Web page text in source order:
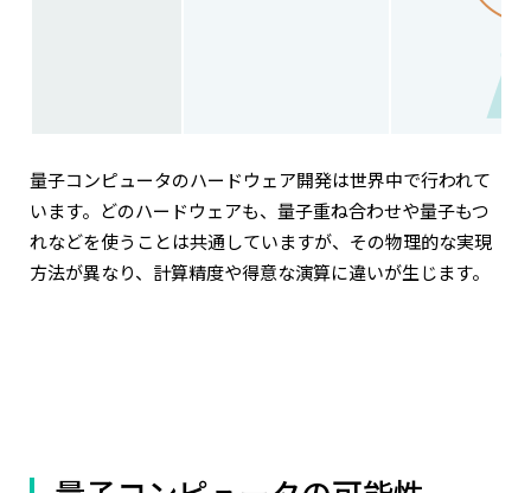
量子コンピュータのハードウェア開発は世界中で行われて
います。どのハードウェアも、量子重ね合わせや量子もつ
れなどを使うことは共通していますが、その物理的な実現
方法が異なり、計算精度や得意な演算に違いが生じます。